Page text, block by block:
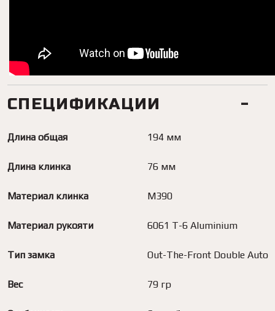
СПЕЦИФИКАЦИИ
Длина общая 194 мм
Длина клинка 76 мм
Материал клинка M390
Материал рукояти 6061 T-6 Aluminium
Тип замка Out-The-Front Double Auto
Вес 79 гр